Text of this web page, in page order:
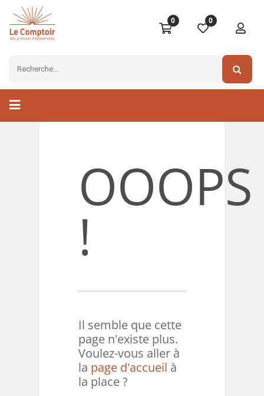
0 0
OOOPS
!
Il semble que cette
page n'existe plus.
Voulez-vous aller à
la page d'accueil à
la place ?